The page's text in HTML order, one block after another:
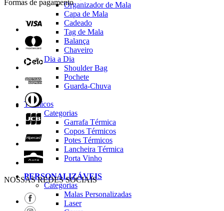
Organizador de Mala
Capa de Mala
Cadeado
Tag de Mala
Balança
Chaveiro
Dia a Dia
Shoulder Bag
Pochete
Guarda-Chuva
Térmicos
Categorias
Garrafa Térmica
Copos Térmicos
Potes Térmicos
Lancheira Térmica
Porta Vinho
PERSONALIZÁVEIS
Categorias
Malas Personalizadas
Laser
Formas de pagamento
NOSSAS REDES SOCIAIS